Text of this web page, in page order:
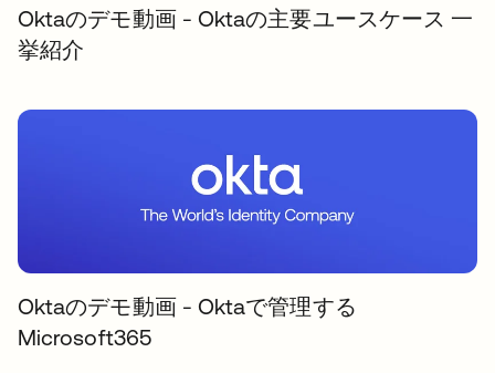
Oktaのデモ動画 - Oktaの主要ユースケース 一
挙紹介
Oktaのデモ動画 - Oktaで管理する
Microsoft365